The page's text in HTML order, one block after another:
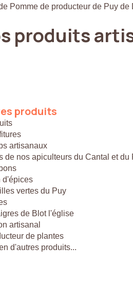
Pomme de producteur de Puy de
produits
produits
artisanaux
de nos apiculteurs du Cantal et du
d'épices
vertes du Puy
de Blot l'église
artisanal
de plantes
d'autres produits...